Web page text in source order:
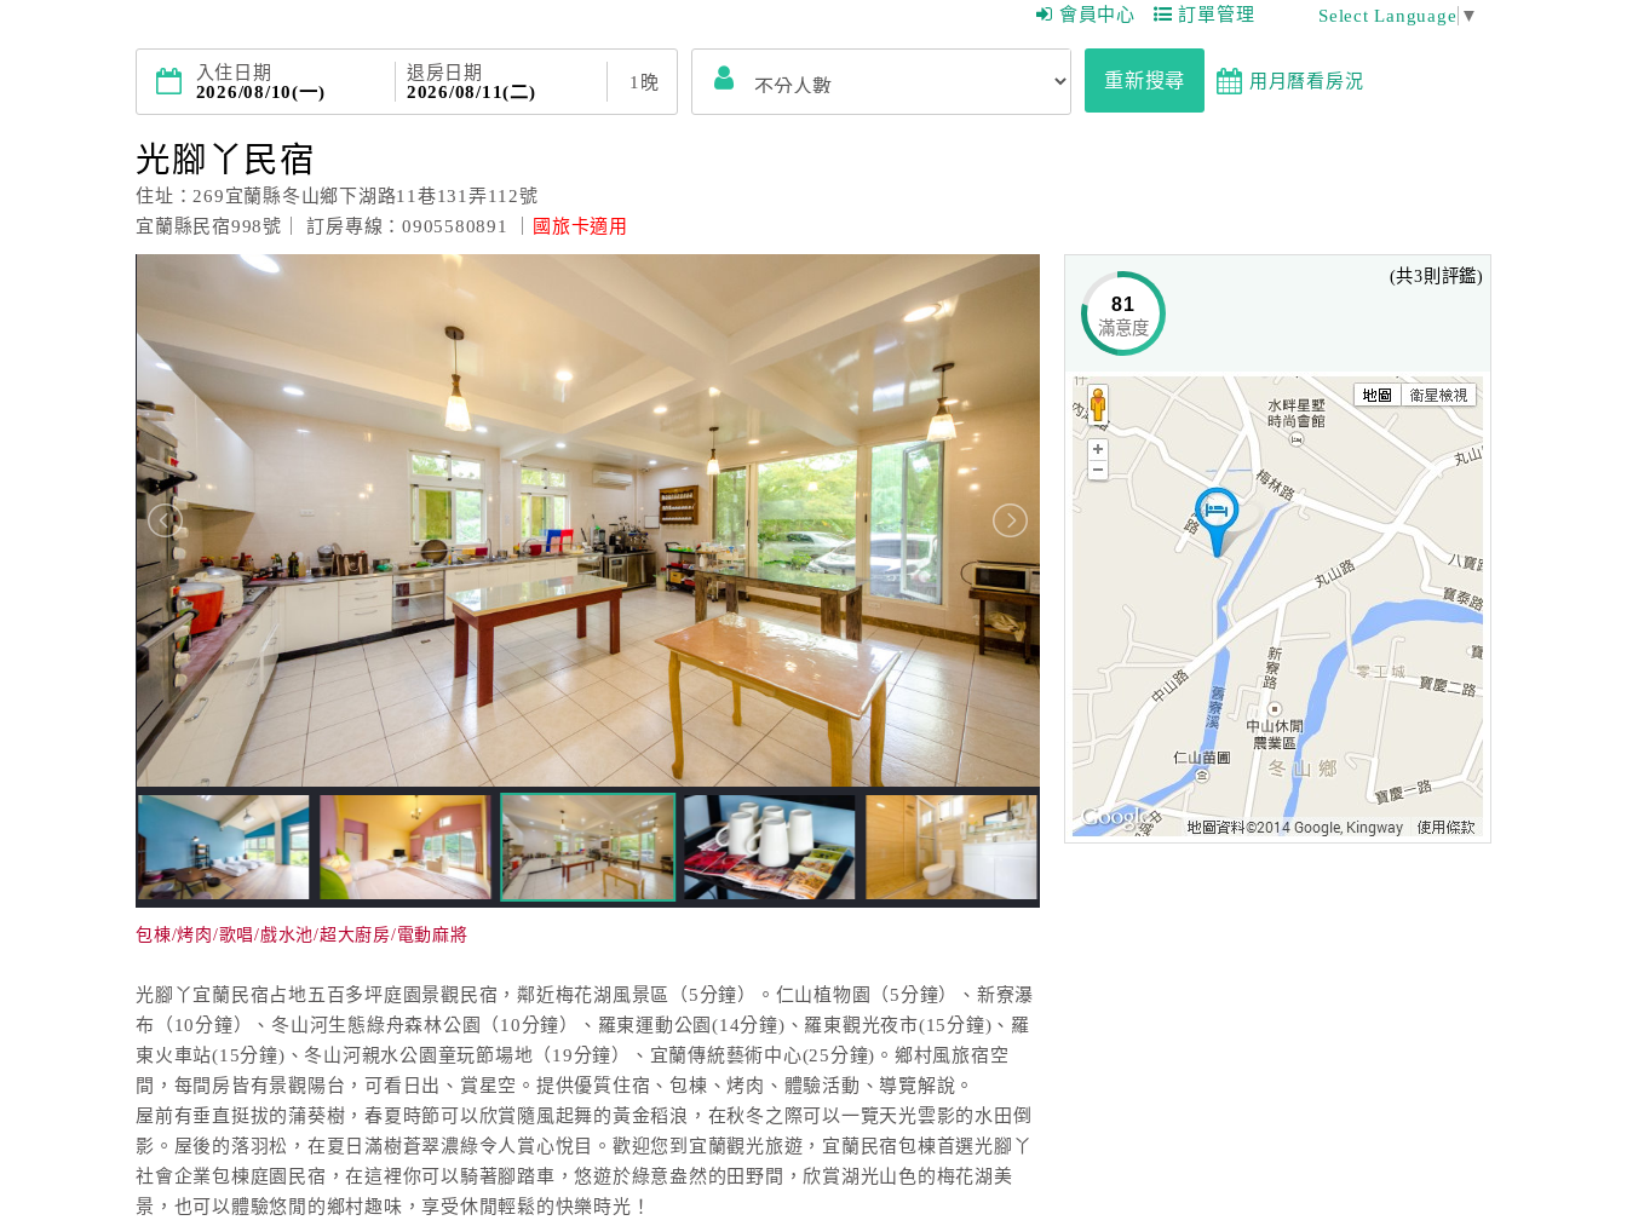
會員中心 訂單管理 Select Language ▼
入住日期
2026/08/10(一)
退房日期
2026/08/11(二)
1 晚 重新搜尋 用月曆看房況
光腳丫民宿
住址：269宜蘭縣冬山鄉下湖路11巷131弄112號
宜蘭縣民宿998號｜ 訂房專線：0905580891 ｜
國旅卡適用
包棟/烤肉/歌唱/戲水池/超大廚房/電動麻將
光腳丫宜蘭民宿占地五百多坪庭園景觀民宿，鄰近梅花湖風景區（5分鐘）。仁山植物園（5分鐘）、新寮瀑
布（10分鐘）、冬山河生態綠舟森林公園（10分鐘）、羅東運動公園(14分鐘)、羅東觀光夜市(15分鐘)、羅
東火車站(15分鐘)、冬山河親水公園童玩節場地（19分鐘）、宜蘭傳統藝術中心(25分鐘)。鄉村風旅宿空
間，每間房皆有景觀陽台，可看日出、賞星空。提供優質住宿、包棟、烤肉、體驗活動、導覽解說。
屋前有垂直挺拔的蒲葵樹，春夏時節可以欣賞隨風起舞的黃金稻浪，在秋冬之際可以一覽天光雲影的水田倒
影。屋後的落羽松，在夏日滿樹蒼翠濃綠令人賞心悅目。歡迎您到宜蘭觀光旅遊，宜蘭民宿包棟首選光腳丫
社會企業包棟庭園民宿，在這裡你可以騎著腳踏車，悠遊於綠意盎然的田野間，欣賞湖光山色的梅花湖美
景，也可以體驗悠閒的鄉村趣味，享受休閒輕鬆的快樂時光！
81
滿意度
(共3則評鑑)